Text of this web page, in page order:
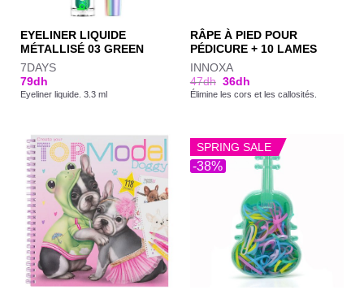
EYELINER LIQUIDE
MÉTALLISÉ 03 GREEN
7DAYS
79dh
Eyeliner liquide. 3.3 ml
RÂPE À PIED POUR
PÉDICURE + 10 LAMES
INNOXA
47dh 36dh
Élimine les cors et les callosités.
-38%
SPRING SALE